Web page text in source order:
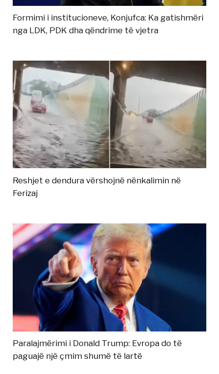
Formimi i institucioneve, Konjufca: Ka gatishmëri
nga LDK, PDK dha qëndrime të vjetra
Reshjet e dendura vërshojnë nënkalimin në
Ferizaj
Paralajmërimi i Donald Trump: Evropa do të
paguajë një çmim shumë të lartë